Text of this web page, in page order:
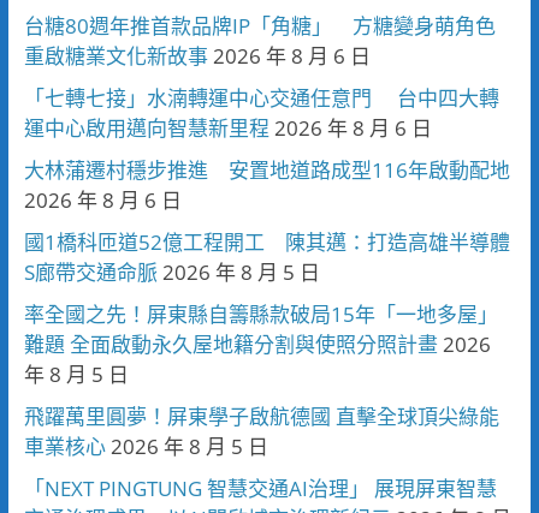
台糖80週年推首款品牌IP「角糖」 方糖變身萌角色
重啟糖業文化新故事2026 年 8 月 6 日
「七轉七接」水湳轉運中心交通任意門 台中四大轉
運中心啟用邁向智慧新里程 2026 年 8 月 6 日
大林蒲遷村穩步推進 安置地道路成型116年啟動配地
2026 年 8 月 6 日
國1橋科匝道52億工程開工 陳其邁：打造高雄半導體
S廊帶交通命脈2026 年 8 月 5 日
率全國之先！屏東縣自籌縣款破局15年「一地多屋」
難題 全面啟動永久屋地籍分割與使照分照計畫2026
年 8 月 5 日
飛躍萬里圓夢！屏東學子啟航德國 直擊全球頂尖綠能
車業核心2026 年 8 月 5 日
「NEXT PINGTUNG 智慧交通AI治理」 展現屏東智慧